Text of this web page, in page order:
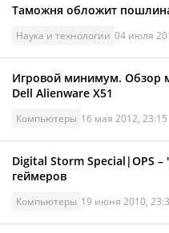
Таможня обложит
Наука и технологии 04 июля
Игровой минимум. Обзор
Dell Alienware X51
Компьютеры 16 мая 2012, 23:15
Digital Storm Special|OPS
геймеров
Компьютеры 19 июня 2010,